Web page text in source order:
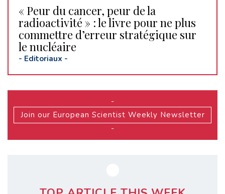
« Peur du cancer, peur de la
radioactivité » : le livre pour ne plus
commettre d’erreur stratégique sur
le nucléaire
- Editoriaux -
-
Join our European Scientist Weekly Newsletter
-